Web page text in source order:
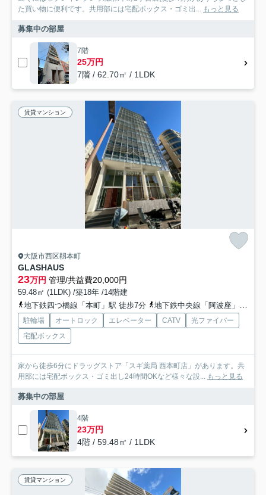
た買い物に便利です。共用部には宅配ボックス・ゴミ出... もっと見る
募集中の部屋
7階
25万円
7階 / 62.70㎡ / 1LDK
賃貸マンション
大阪市西区靱本町
GLASHAUS
23万円 管理/共益費20,000円
59.48㎡ (1LDK) /築18年 /14階建
地下鉄四つ橋線「本町」駅 徒歩7分
地下鉄中央線「阿波座」駅 徒歩5分
駐輪場 オートロック エレベーター CATV
光ファイバー
宅配ボックス
家から徒歩6分にドラッグストア「スギ薬局 西本町店」があります。共
用部には宅配ボックス・ゴミ出し24時間OKなど様々な設... もっと見る
募集中の部屋
4階
23万円
4階 / 59.48㎡ / 1LDK
賃貸マンション